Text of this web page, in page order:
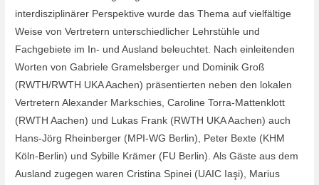
interdisziplinärer Perspektive wurde das Thema auf vielfältige
Weise von Vertretern unterschiedlicher Lehrstühle und
Fachgebiete im In- und Ausland beleuchtet. Nach einleitenden
Worten von Gabriele Gramelsberger und Dominik Groß
(RWTH/RWTH UKA Aachen) präsentierten neben den lokalen
Vertretern Alexander Markschies, Caroline Torra-Mattenklott
(RWTH Aachen) und Lukas Frank (RWTH UKA Aachen) auch
Hans-Jörg Rheinberger (MPI-WG Berlin), Peter Bexte (KHM
Köln-Berlin) und Sybille Krämer (FU Berlin). Als Gäste aus dem
Ausland zugegen waren Cristina Spinei (UAIC Iaşi), Marius